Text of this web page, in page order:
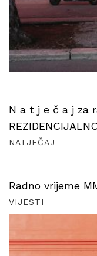
N a t j e č a j za
NATJEČAJ
Radno vrijeme
VIJESTI